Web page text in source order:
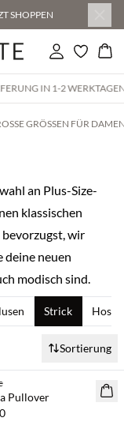
SHOPPEN
Einloggen
GRÖSSEN FÜR
an Plus-Size-
klassischen
wir
deine neuen
modisch sind.
Strick Hosen
Sortierung
2 & spare 20 %
Pullover